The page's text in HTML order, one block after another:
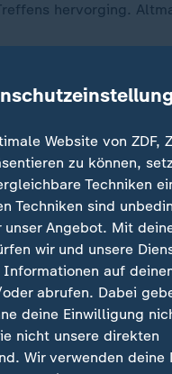
hervorging.
Sie ein so
eine sehr
von OpenAI
denke, dies wird uns
der Spitze der Welt
wäre das nicht
Website von ZDF,
zu können,
Techniken
Techniken sind
Angebot. Mit
wir und unsere
Informationen auf
abrufen. Dabei
deine Einwilligung
nicht unsere direkten
Wir verwenden deine